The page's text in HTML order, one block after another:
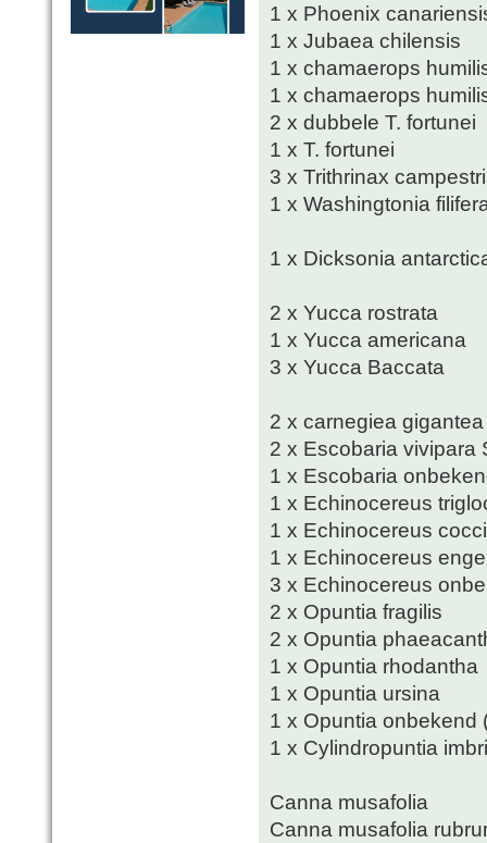
1 x Phoenix
1 x Jubaea chilensis
1 x chamaerops
1 x chamaerops
2 x dubbele T. fortunei
1 x T. fortunei
3 x Trithrinax
1 x Washingtonia
1 x Dicksonia
2 x Yucca rostrata
1 x Yucca americana
3 x Yucca Baccata
2 x carnegiea gigantea
2 x Escobaria vivipara
1 x Escobaria
1 x Echinocereus
1 x Echinocereus
1 x Echinocereus
3 x Echinocereus
2 x Opuntia fragilis
2 x Opuntia
1 x Opuntia rhodantha
1 x Opuntia ursina
1 x Opuntia onbekend
1 x Cylindropuntia
Canna musafolia
Canna musafolia